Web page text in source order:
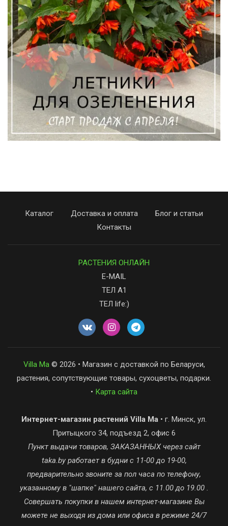
Каталог Доставка и оплата
Блог и статьи
Контакты
РАСТЕНИЯ ОНЛАЙН
E-MAIL
ТЕЛ А1
ТЕЛ life:)
Villa Ma© 2026 • Магазин с доставкой по Беларуси,
растения, сопутствующие товары, сухоцветы, подарки.
• Карта сайта
Интернет-магазин растений Villa Ma • г. Минск, ул.
Притыцкого 34, подъезд 2, офис 6
Пункт выдачи товаров, ЗАКАЗАННЫХ через сайт
taka.by работает в будни с 11-00 до 19-00,
предварительно звоните за пол часа по телефону,
указанному в "шапке" нашего сайта, с 11.00 до 19.00 .
Совершать покупки в нашем интернет-магазине Вы
можете не выходя из дома или офиса в режиме 24/7